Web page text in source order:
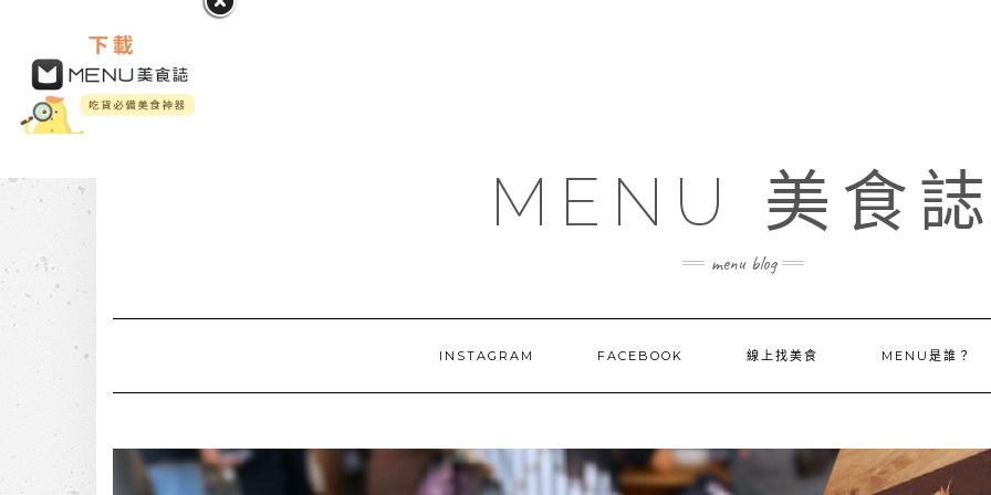
MENU 美食
menu blog
INSTAGRAM FACEBOOK 線上找美食 MENU是誰？